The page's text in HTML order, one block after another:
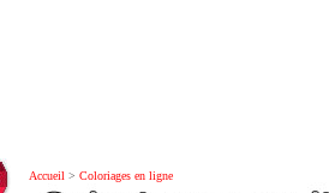
Accueil > Coloriages en ligne